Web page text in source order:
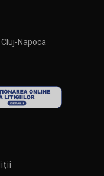
Napoca